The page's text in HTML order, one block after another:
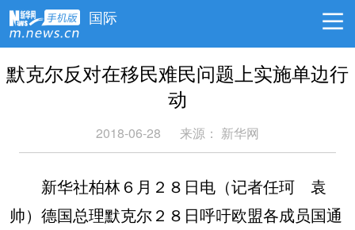
国际
默克尔反对在移民难民问题上实施单边行
动
2018-06-28 来源： 新华网
新华社柏林６月２８日电（记者任珂 袁
帅）德国总理默克尔２８日呼吁欧盟各成员国通